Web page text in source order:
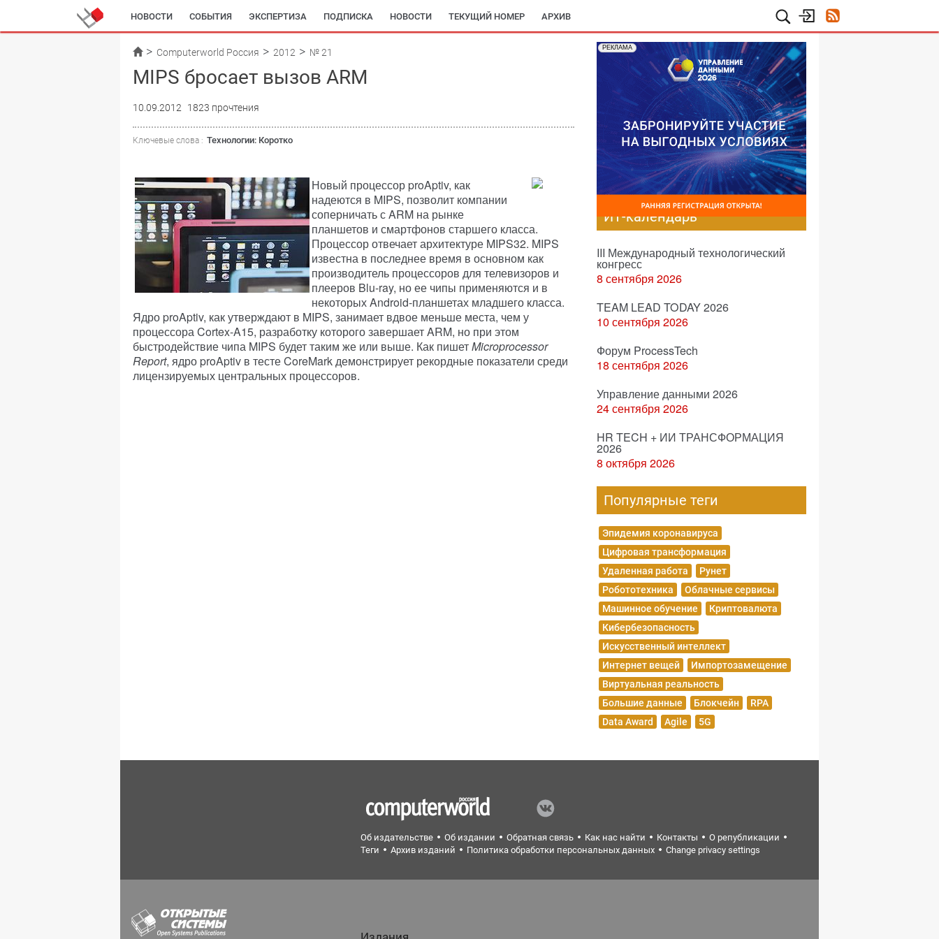
НОВОСТИ СОБЫТИЯ ЭКСПЕРТИЗА ПОДПИСКА НОВОСТИ ТЕКУЩИЙ НОМЕР АРХИВ
Computerworld Россия 2012 № 21
MIPS бросает вызов ARM
10.09.2012 1823 прочтения
Ключевые слова : Технологии: Коротко
Новый процессор proAptiv, как
надеются в MIPS, позволит компании
соперничать с ARM на рынке
планшетов и смартфонов старшего класса.
Процессор отвечает архитектуре MIPS32. MIPS
известна в последнее время в основном как
производитель процессоров для телевизоров и
плееров Blu-ray, но ее чипы применяются и в
некоторых Android-планшетах младшего класса.
Ядро proAptiv, как утверждают в MIPS, занимает вдвое меньше места, чем у
процессора Cortex-A15, разработку которого завершает ARM, но при этом
быстродействие чипа MIPS будет таким же или выше. Как пишетMicroprocessor
Report, ядро proAptiv в тесте CoreMark демонстрирует рекордные показатели среди
лицензируемых центральных процессоров.
РЕКЛАМА
ИТ-календарь
III Международный технологический
конгресс
8 сентября 2026
TEAM LEAD TODAY 2026
10 сентября 2026
Форум ProcessTech
18 сентября 2026
Управление данными 2026
24 сентября 2026
HR TECH + ИИ ТРАНСФОРМАЦИЯ
2026
8 октября 2026
Популярные теги
Эпидемия коронавируса
Цифровая трансформация
Удаленная работа
Рунет
Робототехника
Облачные сервисы
Машинное обучение
Криптовалюта
Кибербезопасность
Искусственный интеллект
Интернет вещей
Импортозамещение
Виртуальная реальность
Большие данные
Блокчейн
RPA
Data Award
Agile 5G
Об издательстве Об издании Обратная связь Как нас найти Контакты
О републикации
Теги
Архив изданий Политика обработки персональных данных Change privacy settings